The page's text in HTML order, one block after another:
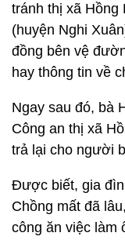
tránh thị xã Hồng
(huyện Nghi
đồng bên vệ
hay thông tin về
Ngay sau đó, bà
Công an thị xã
trả lại cho người
Được biết, gia
Chồng mất đã
công ăn việc làm